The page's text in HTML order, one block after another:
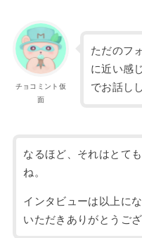
チョコミント仮
面
ただのフ
に近い感
でお話し
なるほど、それはとて
ね。
インタビューは以上に
いただきありがとうござ